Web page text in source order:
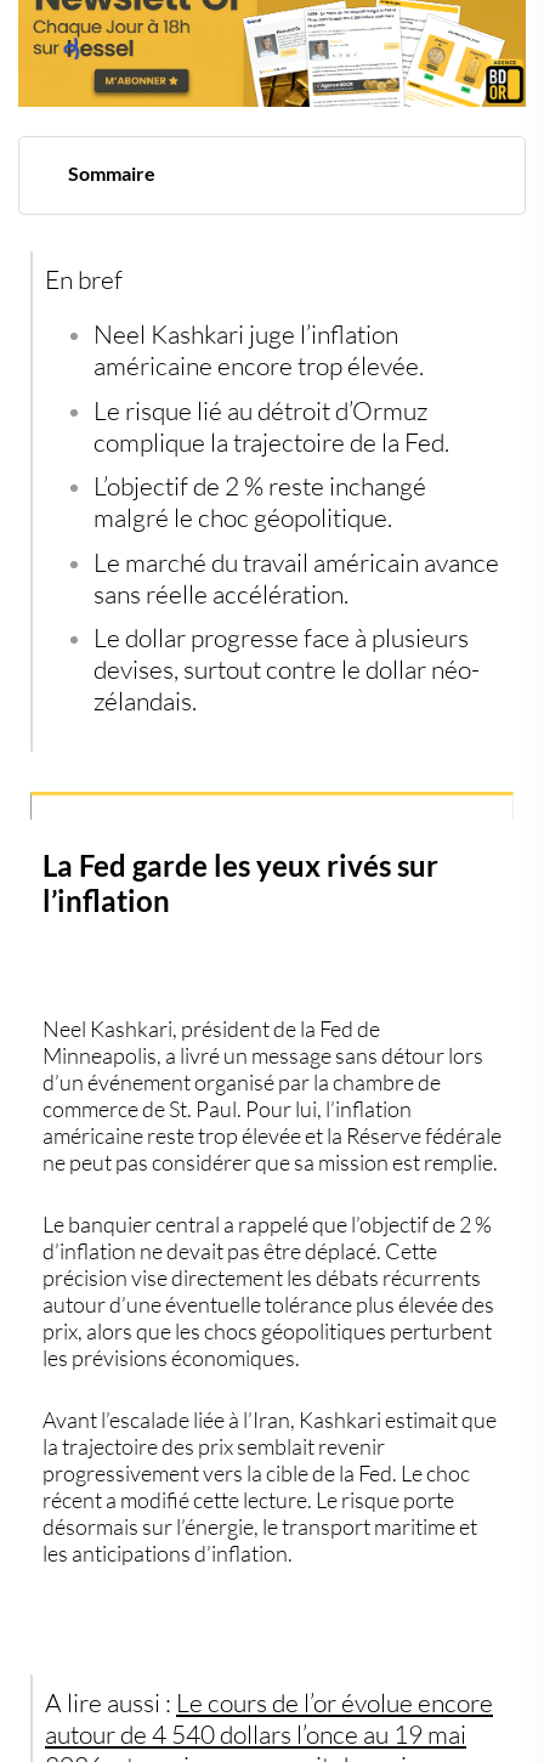
Sommaire
Le dollar profite encore des écarts de devises
Les investisseurs reviennent aux actifs tangibles
En bref
Neel Kashkari juge l’inflation
américaine encore trop élevée.
Le risque lié au détroit d’Ormuz
complique la trajectoire de la Fed.
L’objectif de 2 % reste inchangé
malgré le choc géopolitique.
Le marché du travail américain avance
sans réelle accélération.
Le dollar progresse face à plusieurs
devises, surtout contre le dollar néo-
zélandais.
La Fed garde les yeux rivés sur
l’inflation
Neel Kashkari, président de la Fed de
Minneapolis, a livré un message sans détour lors
d’un événement organisé par la chambre de
commerce de St. Paul. Pour lui, l’inflation
américainereste trop élevée et la Réserve fédérale
ne peut pas considérer que sa mission est remplie.
Le banquier central a rappelé que l’objectif de2 %
d’inflation ne devait pas être déplacé. Cette
précision vise directement les débats récurrents
autour d’une éventuelle tolérance plus élevée des
prix, alors que les chocs géopolitiques perturbent
les prévisions économiques.
Avant l’escalade liée à l’Iran, Kashkari estimait que
la trajectoire des prix semblait revenir
progressivement vers la cible de la Fed. Le choc
récent a modifié cette lecture. Le risque porte
désormais sur l’énergie, le transport maritime et
les anticipations d’inflation.
A lire aussi : Le cours de l’or évolue encore
autour de 4 540 dollars l’once au 19 mai